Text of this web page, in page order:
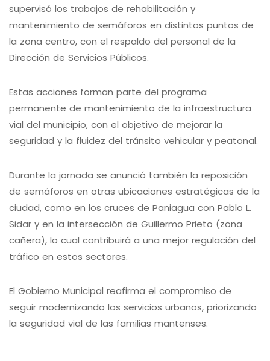
supervisó los trabajos de rehabilitación y
mantenimiento de semáforos en distintos puntos de
la zona centro, con el respaldo del personal de la
Dirección de Servicios Públicos.
Estas acciones forman parte del programa
permanente de mantenimiento de la infraestructura
vial del municipio, con el objetivo de mejorar la
seguridad y la fluidez del tránsito vehicular y peatonal.
Durante la jornada se anunció también la reposición
de semáforos en otras ubicaciones estratégicas de la
ciudad, como en los cruces de Paniagua con Pablo L.
Sidar y en la intersección de Guillermo Prieto (zona
cañera), lo cual contribuirá a una mejor regulación del
tráfico en estos sectores.
El Gobierno Municipal reafirma el compromiso de
seguir modernizando los servicios urbanos, priorizando
la seguridad vial de las familias mantenses.